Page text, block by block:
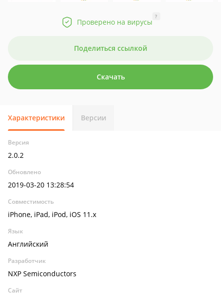
Проверено на вирусы
?
Поделиться ссылкой
Скачать
Характеристики Версии
Версия
2.0.2
Обновлено
2019-03-20 13:28:54
Совместимость
iPhone, iPad, iPod, iOS 11.x
Язык
Английский
Разработчик
NXP Semiconductors
Сайт